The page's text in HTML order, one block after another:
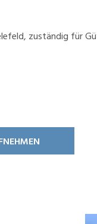
zuständig für